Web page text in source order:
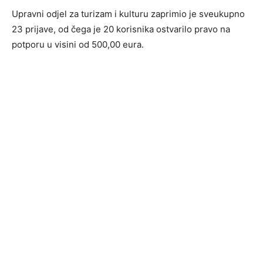
Upravni odjel za turizam i kulturu zaprimio je sveukupno
23 prijave, od čega je 20 korisnika ostvarilo pravo na
potporu u visini od 500,00 eura.